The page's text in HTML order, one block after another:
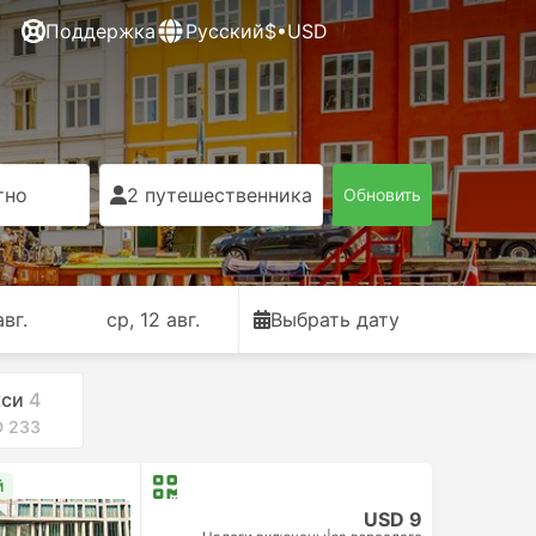
Поддержка Русский$•USD
2 путешественника Обновить
ср, 12 авг. Выбрать дату
4
233
USD 9